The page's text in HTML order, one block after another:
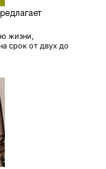
жизни,
срок от двух до